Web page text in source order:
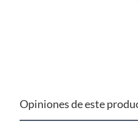
Opiniones de este